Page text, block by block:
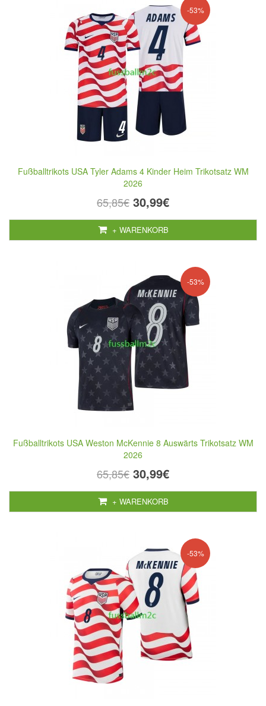
-53%
Fußballtrikots USA Tyler Adams 4 Kinder Heim Trikotsatz WM
2026
65,85€ 30,99€
+ WARENKORB
-53%
Fußballtrikots USA Weston McKennie 8 Auswärts Trikotsatz WM
2026
65,85€ 30,99€
+ WARENKORB
-53%